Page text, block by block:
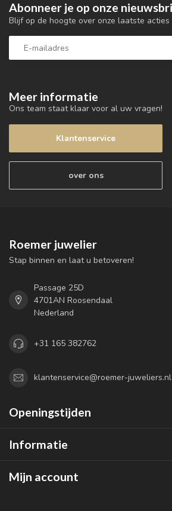
Meer informatie
Ons team staat klaar voor al uw vragen!
Klantenservice
over ons
Abonneer je op onze
Blijf op de hoogte over onze laatste acties
Roemer juwelier
Stap binnen en laat u betoveren!
Passage 25D
4701AN Roosendaal
Nederland
+31 165 382762
klantenservice@roemer-juweliers.nl
Openingstijden
Informatie
Mijn account